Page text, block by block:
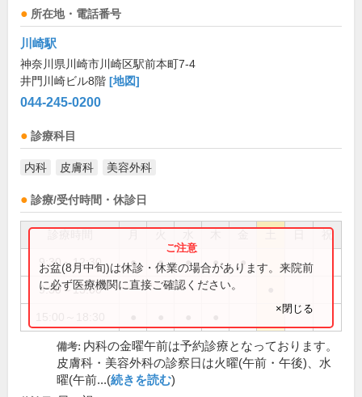
所在地・電話番号
川崎駅
神奈川県川崎市川崎区駅前本町7-4
井門川崎ビル8階 [地図]
044-245-0200
診療科目
内科 皮膚科 美容外科
診療/受付時間・休診日
祝
9:30～12:30 ● ● ● ● ●
9:30～13:00
お盆(8月中旬)は休診・休業の場合があります。来院前
に必ず医療機関に直接ご確認ください。
×閉じる
備考: 内科の金曜午前は予約診療となっております。
皮膚科・美容外科の診察日は火曜(午前・午後)、水
曜(午前...(続きを読む)